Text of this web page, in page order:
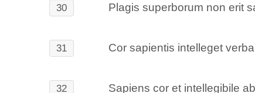
30 Plagis superborum non erit
31 Cor sapientis intelleget
32 Sapiens cor et intellegibile